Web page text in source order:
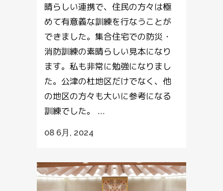
晴らしい連携で、住民の方々は極
めて有意義な訓練を行なうことが
できました。集合住宅での防災・
消防訓練の素晴らしい見本になり
ます。私も非常に勉強になりまし
た。公津の杜地区だけでなく、他
の地区の方々も大いに参考になる
訓練でした。 ...
08 6月, 2024